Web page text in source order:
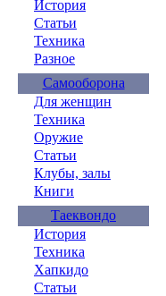
История
Статьи
Техника
Разное
Самооборона
Для женщин
Техника
Оружие
Статьи
Клубы, залы
Книги
Таеквондо
История
Техника
Хапкидо
Статьи